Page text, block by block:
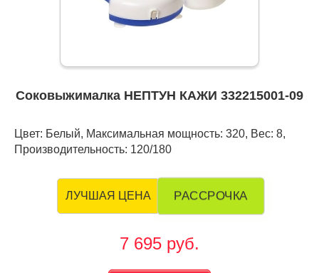
Соковыжималка НЕПТУН КАЖИ 332215001-09
Цвет: Белый, Максимальная мощность: 320, Вес: 8,
Производительность: 120/180
ЛУЧШАЯ ЦЕНА РАССРОЧКА
7 695 руб.